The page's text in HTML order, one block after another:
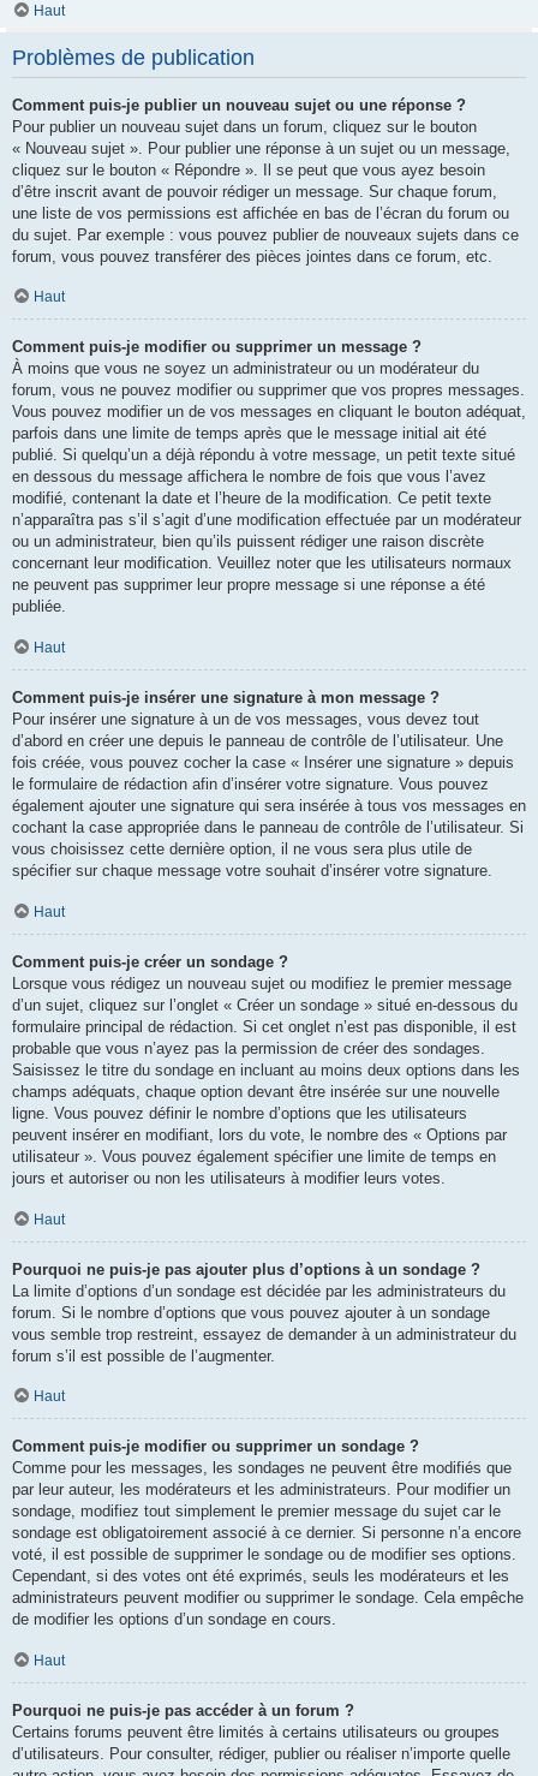
Haut
Problèmes de publication
Comment puis-je publier un nouveau sujet ou une réponse ?
Pour publier un nouveau sujet dans un forum, cliquez sur le bouton
« Nouveau sujet ». Pour publier une réponse à un sujet ou un message,
cliquez sur le bouton « Répondre ». Il se peut que vous ayez besoin
d’être inscrit avant de pouvoir rédiger un message. Sur chaque forum,
une liste de vos permissions est affichée en bas de l’écran du forum ou
du sujet. Par exemple : vous pouvez publier de nouveaux sujets dans ce
forum, vous pouvez transférer des pièces jointes dans ce forum, etc.
Haut
Comment puis-je modifier ou supprimer un message ?
À moins que vous ne soyez un administrateur ou un modérateur du
forum, vous ne pouvez modifier ou supprimer que vos propres messages.
Vous pouvez modifier un de vos messages en cliquant le bouton adéquat,
parfois dans une limite de temps après que le message initial ait été
publié. Si quelqu’un a déjà répondu à votre message, un petit texte situé
en dessous du message affichera le nombre de fois que vous l’avez
modifié, contenant la date et l’heure de la modification. Ce petit texte
n’apparaîtra pas s’il s’agit d’une modification effectuée par un modérateur
ou un administrateur, bien qu’ils puissent rédiger une raison discrète
concernant leur modification. Veuillez noter que les utilisateurs normaux
ne peuvent pas supprimer leur propre message si une réponse a été
publiée.
Haut
Comment puis-je insérer une signature à mon message ?
Pour insérer une signature à un de vos messages, vous devez tout
d’abord en créer une depuis le panneau de contrôle de l’utilisateur. Une
fois créée, vous pouvez cocher la case « Insérer une signature » depuis
le formulaire de rédaction afin d’insérer votre signature. Vous pouvez
également ajouter une signature qui sera insérée à tous vos messages en
cochant la case appropriée dans le panneau de contrôle de l’utilisateur. Si
vous choisissez cette dernière option, il ne vous sera plus utile de
spécifier sur chaque message votre souhait d’insérer votre signature.
Haut
Comment puis-je créer un sondage ?
Lorsque vous rédigez un nouveau sujet ou modifiez le premier message
d’un sujet, cliquez sur l’onglet « Créer un sondage » situé en-dessous du
formulaire principal de rédaction. Si cet onglet n’est pas disponible, il est
probable que vous n’ayez pas la permission de créer des sondages.
Saisissez le titre du sondage en incluant au moins deux options dans les
champs adéquats, chaque option devant être insérée sur une nouvelle
ligne. Vous pouvez définir le nombre d’options que les utilisateurs
peuvent insérer en modifiant, lors du vote, le nombre des « Options par
utilisateur ». Vous pouvez également spécifier une limite de temps en
jours et autoriser ou non les utilisateurs à modifier leurs votes.
Haut
Pourquoi ne puis-je pas ajouter plus d’options à un sondage ?
La limite d’options d’un sondage est décidée par les administrateurs du
forum. Si le nombre d’options que vous pouvez ajouter à un sondage
vous semble trop restreint, essayez de demander à un administrateur du
forum s’il est possible de l’augmenter.
Haut
Comment puis-je modifier ou supprimer un sondage ?
Comme pour les messages, les sondages ne peuvent être modifiés que
par leur auteur, les modérateurs et les administrateurs. Pour modifier un
sondage, modifiez tout simplement le premier message du sujet car le
sondage est obligatoirement associé à ce dernier. Si personne n’a encore
voté, il est possible de supprimer le sondage ou de modifier ses options.
Cependant, si des votes ont été exprimés, seuls les modérateurs et les
administrateurs peuvent modifier ou supprimer le sondage. Cela empêche
de modifier les options d’un sondage en cours.
Haut
Pourquoi ne puis-je pas accéder à un forum ?
Certains forums peuvent être limités à certains utilisateurs ou groupes
d’utilisateurs. Pour consulter, rédiger, publier ou réaliser n’importe quelle